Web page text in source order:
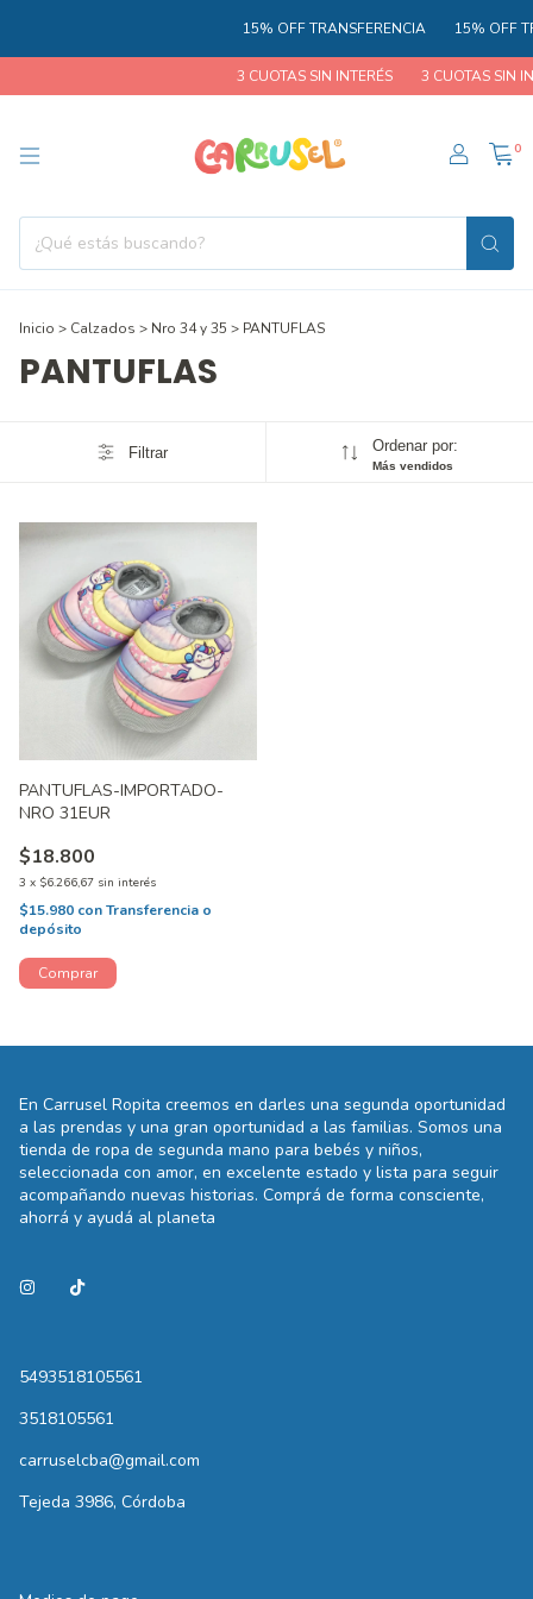
15% OFF TRANSFERENCIA 15% OFF
3 CUOTAS SIN INTERÉS 3 CUOTAS SIN
0
Inicio > Calzados > Nro 34 y 35 > PANTUFLAS
PANTUFLAS
Filtrar Ordenar por:
Más vendidos
PANTUFLAS-IMPORTADO-
NRO 31EUR
$18.800
3 x $6.266,67 sin interés
$15.980 conTransferencia o
depósito
En Carrusel Ropita creemos en darles una segunda oportunidad
a las prendas y una gran oportunidad a las familias. Somos una
tienda de ropa de segunda mano para bebés y niños,
seleccionada con amor, en excelente estado y lista para seguir
acompañando nuevas historias. Comprá de forma consciente,
ahorrá y ayudá al planeta
5493518105561
3518105561
carruselcba@gmail.com
Tejeda 3986, Córdoba